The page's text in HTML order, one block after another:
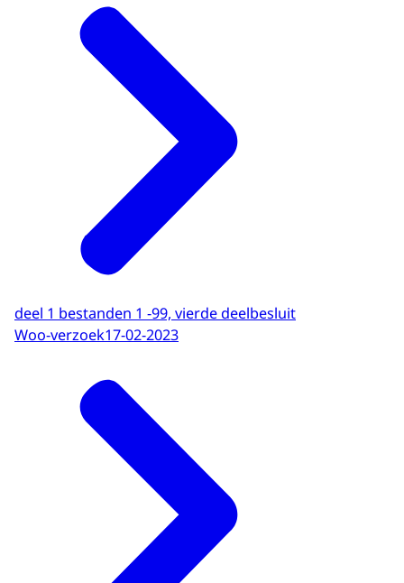
deel 1 bestanden 1 -99, vierde deelbesluit
Woo-verzoek17-02-2023